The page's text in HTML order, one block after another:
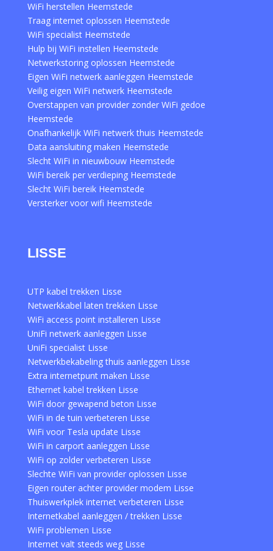
WiFi herstellen Heemstede
Traag internet oplossen Heemstede
WiFi specialist Heemstede
Hulp bij WiFi instellen Heemstede
Netwerkstoring oplossen Heemstede
Eigen WiFi netwerk aanleggen Heemstede
Veilig eigen WiFi netwerk Heemstede
Overstappen van provider zonder WiFi gedoe
Heemstede
Onafhankelijk WiFi netwerk thuis Heemstede
Data aansluiting maken Heemstede
Slecht WiFi in nieuwbouw Heemstede
WiFi bereik per verdieping Heemstede
Slecht WiFi bereik Heemstede
Versterker voor wifi Heemstede
LISSE
UTP kabel trekken Lisse
Netwerkkabel laten trekken Lisse
WiFi access point installeren Lisse
UniFi netwerk aanleggen Lisse
UniFi specialist Lisse
Netwerkbekabeling thuis aanleggen Lisse
Extra internetpunt maken Lisse
Ethernet kabel trekken Lisse
WiFi door gewapend beton Lisse
WiFi in de tuin verbeteren Lisse
WiFi voor Tesla update Lisse
WiFi in carport aanleggen Lisse
WiFi op zolder verbeteren Lisse
Slechte WiFi van provider oplossen Lisse
Eigen router achter provider modem Lisse
Thuiswerkplek internet verbeteren Lisse
Internetkabel aanleggen / trekken Lisse
WiFi problemen Lisse
Internet valt steeds weg Lisse